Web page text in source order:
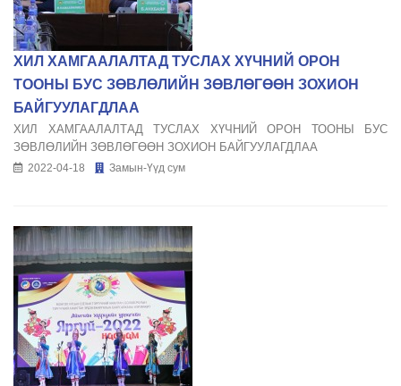
ХИЛ ХАМГААЛАЛТАД ТУСЛАХ ХҮЧНИЙ ОРОН
ТООНЫ БУС ЗӨВЛӨЛИЙН ЗӨВЛӨГӨӨН ЗОХИОН
БАЙГУУЛАГДЛАА
ХИЛ ХАМГААЛАЛТАД ТУСЛАХ ХҮЧНИЙ ОРОН ТООНЫ БУС
ЗӨВЛӨЛИЙН ЗӨВЛӨГӨӨН ЗОХИОН БАЙГУУЛАГДЛАА
2022-04-18 Замын-Үүд сум